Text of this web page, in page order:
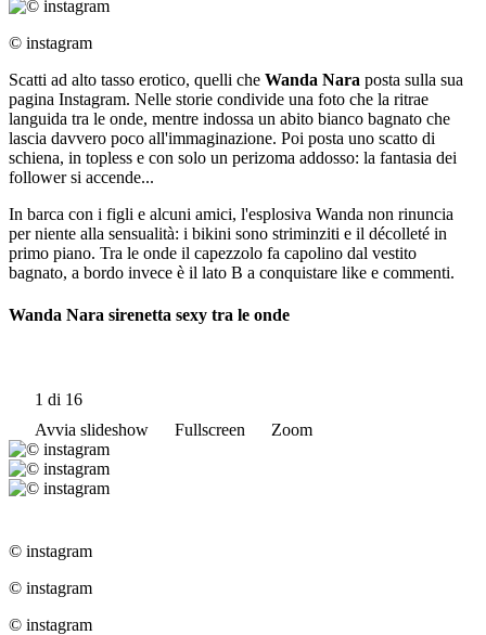
© instagram
Scatti ad alto tasso erotico, quelli che Wanda Nara posta sulla sua
pagina Instagram. Nelle storie condivide una foto che la ritrae
languida tra le onde, mentre indossa un abito bianco bagnato che
lascia davvero poco all'immaginazione. Poi posta uno scatto di
schiena, in topless e con solo un perizoma addosso: la fantasia dei
follower si accende...
In barca con i figli e alcuni amici, l'esplosiva Wanda non rinuncia
per niente alla sensualità: i bikini sono striminziti e il décolleté in
primo piano. Tra le onde il capezzolo fa capolino dal vestito
bagnato, a bordo invece è il lato B a conquistare like e commenti.
Wanda Nara sirenetta sexy tra le onde
1 di 16
Avvia slideshow
Fullscreen Zoom
© instagram
© instagram
© instagram